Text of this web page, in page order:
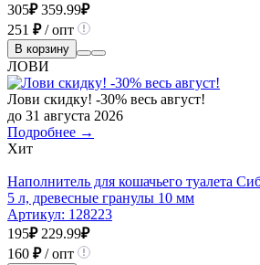
305₽ 359.99₽
251 ₽/ опт
В корзину
ЛОВИ
Лови скидку! -30% весь август!
до 31 августа 2026
Подробнее →
Хит
Наполнитель для кошачьего туалета
5 л, древесные гранулы 10 мм
Артикул: 128223
195₽ 229.99₽
160 ₽/ опт